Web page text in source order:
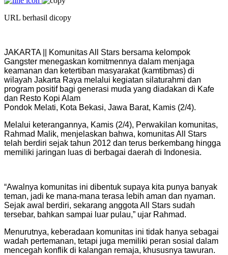
URL berhasil dicopy
JAKARTA || Komunitas All Stars bersama kelompok
Gangster menegaskan komitmennya dalam menjaga
keamanan dan ketertiban masyarakat (kamtibmas) di
wilayah Jakarta Raya melalui kegiatan silaturahmi dan
program positif bagi generasi muda yang diadakan di Kafe
dan Resto Kopi Alam
Pondok Melati, Kota Bekasi, Jawa Barat, Kamis (2/4).
Melalui keterangannya, Kamis (2/4), Perwakilan komunitas,
Rahmad Malik, menjelaskan bahwa, komunitas All Stars
telah berdiri sejak tahun 2012 dan terus berkembang hingga
memiliki jaringan luas di berbagai daerah di Indonesia.
“Awalnya komunitas ini dibentuk supaya kita punya banyak
teman, jadi ke mana-mana terasa lebih aman dan nyaman.
Sejak awal berdiri, sekarang anggota All Stars sudah
tersebar, bahkan sampai luar pulau,” ujar Rahmad.
Menurutnya, keberadaan komunitas ini tidak hanya sebagai
wadah pertemanan, tetapi juga memiliki peran sosial dalam
mencegah konflik di kalangan remaja, khususnya tawuran.